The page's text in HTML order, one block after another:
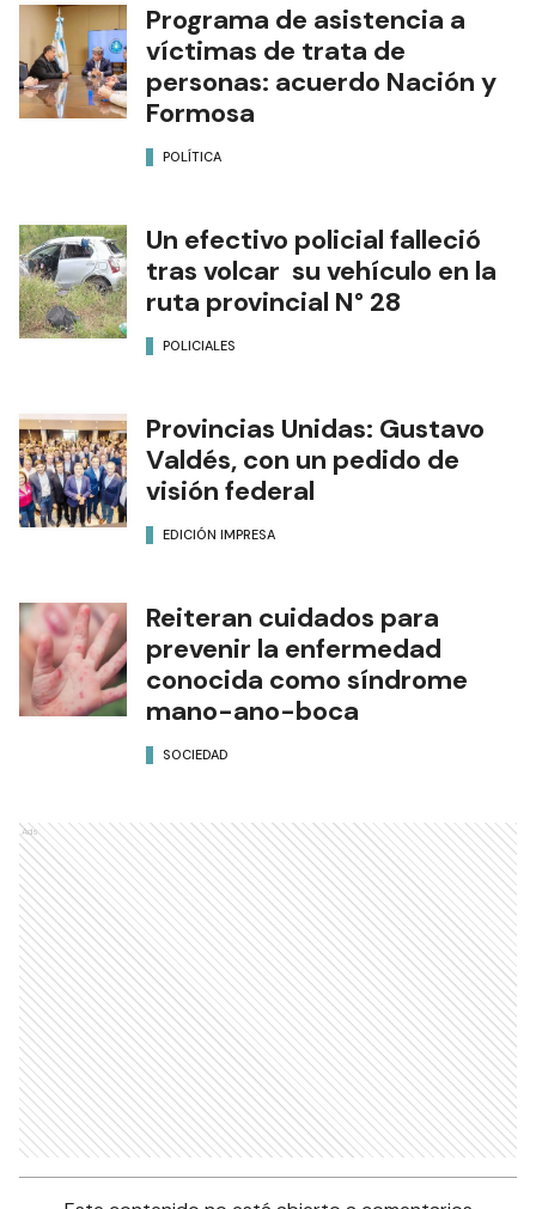
Programa de asistencia a
víctimas de trata de
personas: acuerdo Nación y
Formosa
POLÍTICA
Un efectivo policial falleció
tras volcar su vehículo en la
ruta provincial N° 28
POLICIALES
Provincias Unidas: Gustavo
Valdés, con un pedido de
visión federal
EDICIÓN IMPRESA
Reiteran cuidados para
prevenir la enfermedad
conocida como síndrome
mano-ano-boca
SOCIEDAD
Ads